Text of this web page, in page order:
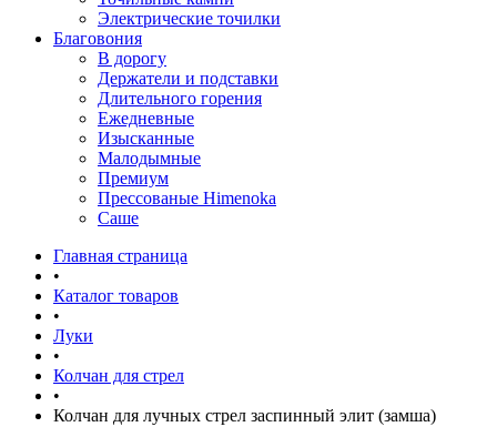
Электрические точилки
Благовония
В дорогу
Держатели и подставки
Длительного горения
Ежедневные
Изысканные
Малодымные
Премиум
Прессованые Himenoka
Саше
Главная страница
•
Каталог товаров
•
Луки
•
Колчан для стрел
•
Колчан для лучных стрел заспинный элит (замша)